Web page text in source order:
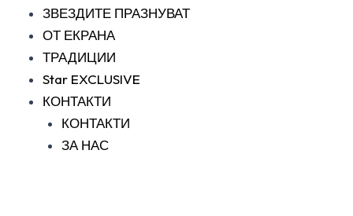
ЗВЕЗДИТЕ ПРАЗНУВАТ
ОТ ЕКРАНА
ТРАДИЦИИ
Star EXCLUSIVE
КОНТАКТИ
КОНТАКТИ
ЗА НАС